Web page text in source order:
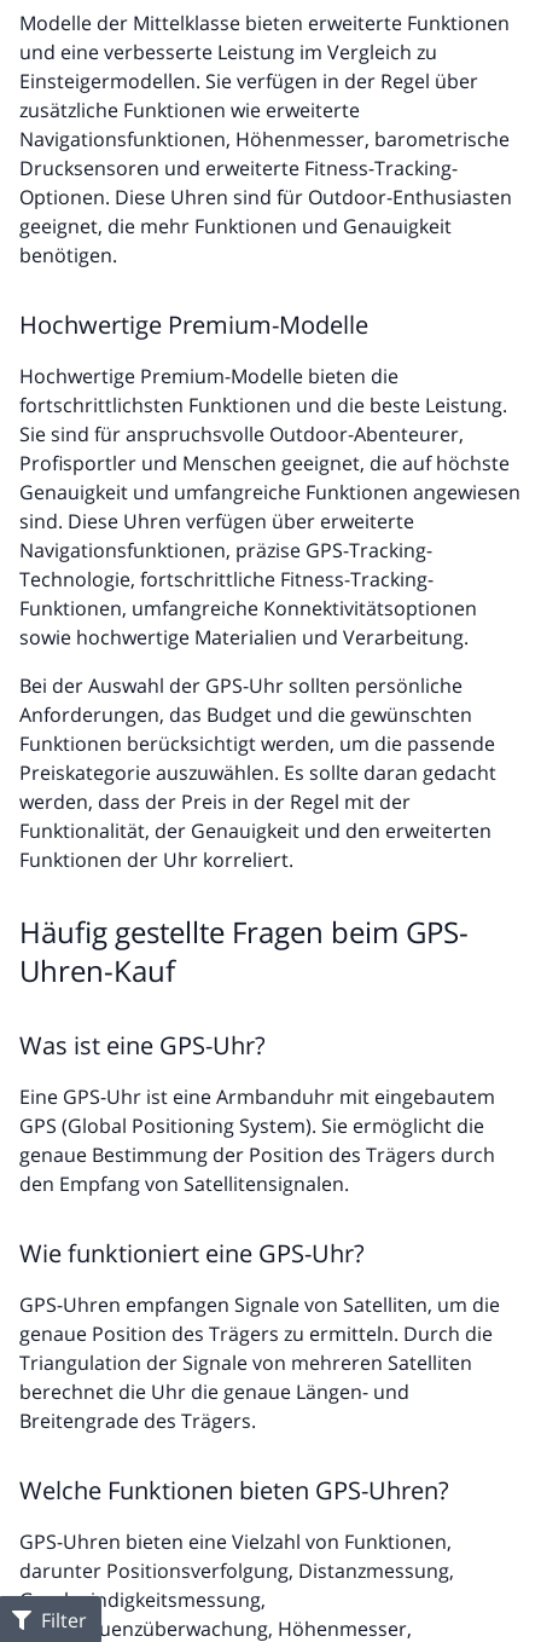
Filter
Modelle der Mittelklasse bieten erweiterte Funktionen
und eine verbesserte Leistung im Vergleich zu
Einsteigermodellen. Sie verfügen in der Regel über
zusätzliche Funktionen wie erweiterte
Navigationsfunktionen, Höhenmesser, barometrische
Drucksensoren und erweiterte Fitness-Tracking-
Optionen. Diese Uhren sind für Outdoor-Enthusiasten
geeignet, die mehr Funktionen und Genauigkeit
benötigen.
Hochwertige Premium-Modelle
Hochwertige Premium-Modelle bieten die
fortschrittlichsten Funktionen und die beste Leistung.
Sie sind für anspruchsvolle Outdoor-Abenteurer,
Profisportler und Menschen geeignet, die auf höchste
Genauigkeit und umfangreiche Funktionen angewiesen
sind. Diese Uhren verfügen über erweiterte
Navigationsfunktionen, präzise GPS-Tracking-
Technologie, fortschrittliche Fitness-Tracking-
Funktionen, umfangreiche Konnektivitätsoptionen
sowie hochwertige Materialien und Verarbeitung.
Bei der Auswahl der GPS-Uhr sollten persönliche
Anforderungen, das Budget und die gewünschten
Funktionen berücksichtigt werden, um die passende
Preiskategorie auszuwählen. Es sollte daran gedacht
werden, dass der Preis in der Regel mit der
Funktionalität, der Genauigkeit und den erweiterten
Funktionen der Uhr korreliert.
Häufig gestellte Fragen beim GPS-
Uhren-Kauf
Was ist eine GPS-Uhr?
Eine GPS-Uhr ist eine Armbanduhr mit eingebautem
GPS (Global Positioning System). Sie ermöglicht die
genaue Bestimmung der Position des Trägers durch
den Empfang von Satellitensignalen.
Wie funktioniert eine GPS-Uhr?
GPS-Uhren empfangen Signale von Satelliten, um die
genaue Position des Trägers zu ermitteln. Durch die
Triangulation der Signale von mehreren Satelliten
berechnet die Uhr die genaue Längen- und
Breitengrade des Trägers.
Welche Funktionen bieten GPS-Uhren?
GPS-Uhren bieten eine Vielzahl von Funktionen,
darunter Positionsverfolgung, Distanzmessung,
Geschwindigkeitsmessung,
Herzfrequenzüberwachung, Höhenmesser,